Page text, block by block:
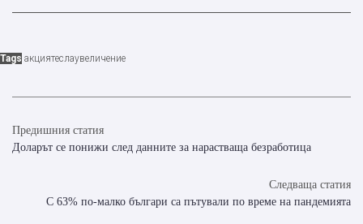
Tags акциятеслаувеличение
Предишния статия
Доларът се понижи след данните за нарастваща безработица
Следваща статия
С 63% по-малко българи са пътували по време на пандемията